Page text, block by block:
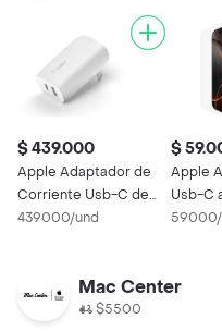
$ 439.000
Apple Adaptador de
Corriente Usb-C de
70W Blanco
439000/und
$
Apple
Usb-C
59000/
Mac Center
$5500